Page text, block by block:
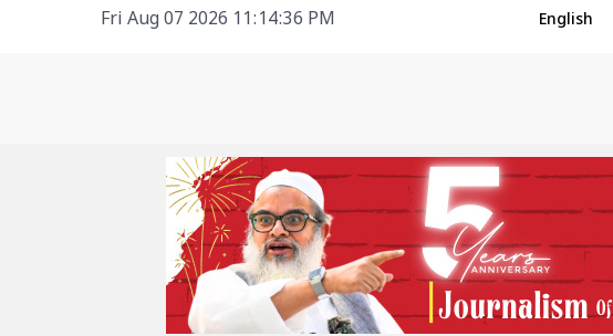
Fri Aug 07 2026 11:14:36 PM English